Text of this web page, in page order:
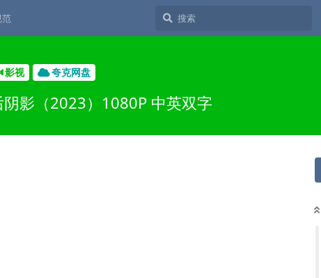
范
影视 夸克网盘
影（2023）1080P 中英双字